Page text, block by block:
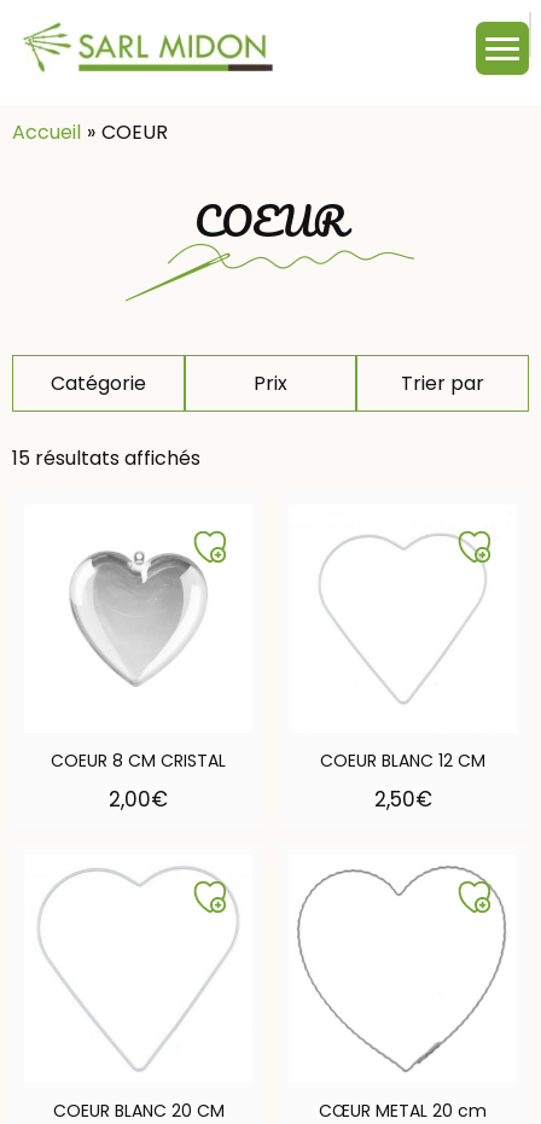
Accueil
COEUR
COEUR
Catégorie Prix Trier par
15 résultats affichés
COEUR 8 CM CRISTAL
2,00€
COEUR BLANC 12 CM
2,50€
COEUR BLANC 20 CM CŒUR METAL 20 cm